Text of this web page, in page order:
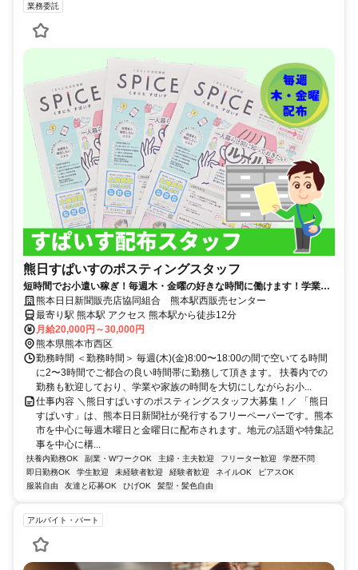
業務委託
熊日すぱいすのポスティングスタッフ
短時間でお小遣い稼ぎ！毎週⽊・⾦曜の好きな時間に働けます！学業や
家事との両立やWワークも歓迎
熊本日日新聞販売店協同組合 熊本駅西販売センター
最寄り駅 熊本駅 アクセス 熊本駅から徒歩12分
月給20,000円～30,000円
熊本県熊本市西区
勤務時間 ＜勤務時間＞ 毎週(木)(金)8:00〜18:00の間で空いてる時間
に2〜3時間でご都合の良い時間帯に勤務して頂きます。 扶養内での
勤務も歓迎しており、学業や家族の時間を大切にしながらお小...
仕事内容 ＼熊日すぱいすのポスティングスタッフ大募集！／ 「熊日
すぱいす」は、熊本日日新聞社が発行するフリーペーパーです。熊本
市を中心に毎週木曜日と金曜日に配布されます。地元の話題や特集記
事を中心に構...
扶養内勤務OK 副業・WワークOK 主婦・主夫歓迎 フリーター歓迎
学歴不問
即日勤務OK
学生歓迎 未経験者歓迎 経験者歓迎 ネイルOK
ピアスOK
服装自由
友達と応募OK ひげOK 髪型・髪色自由
アルバイト・パート